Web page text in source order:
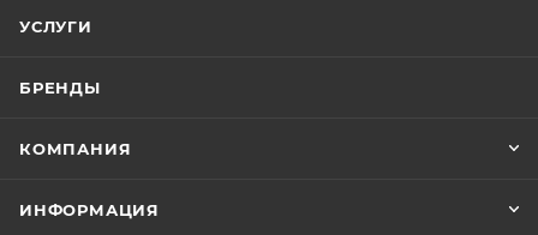
УСЛУГИ
БРЕНДЫ
КОМПАНИЯ
ИНФОРМАЦИЯ